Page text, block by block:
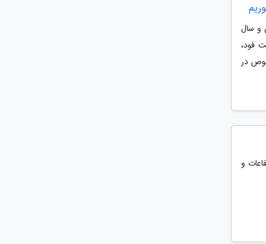
به سن و سال
فود،
در
زیره از ارتفاعات و